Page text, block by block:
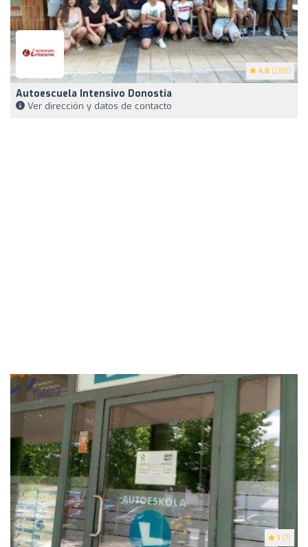
4.8 (280)
Autoescuela Intensivo Donostia
Ver dirección y datos de contacto
1 (7)